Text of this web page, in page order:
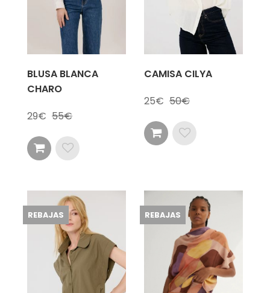
BLUSA BLANCA
CHARO
29
55
CAMISA CILYA
25
50
REBAJAS REBAJAS